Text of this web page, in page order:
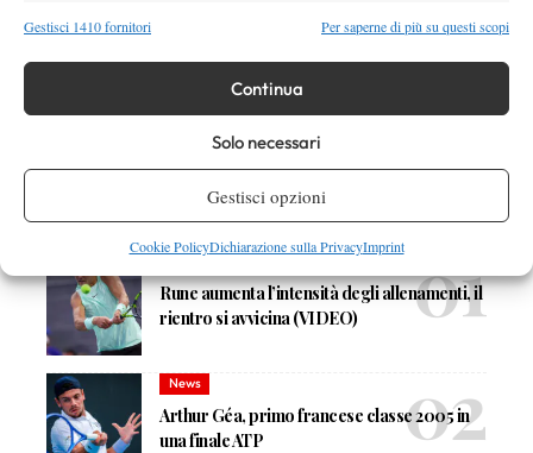
Gestisci 1410 fornitori Per saperne di più su questi scopi
Continua
Solo necessari
Gestisci opzioni
Cookie PolicyDichiarazione sulla PrivacyImprint
DI TENDENZA
Rune aumenta l’intensità degli allenamenti, il
rientro si avvicina (VIDEO)
News
Arthur Géa, primo francese classe 2005 in
una finale ATP